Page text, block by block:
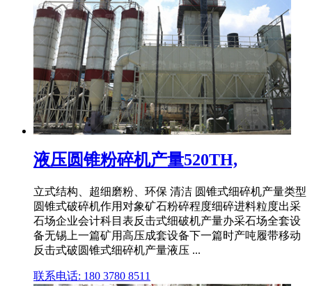
液压圆锥粉碎机产量520TH,
立式结构、超细磨粉、环保 清洁 圆锥式细碎机产量类型
圆锥式破碎机作用对象矿石粉碎程度细碎进料粒度出采
石场企业会计科目表反击式细破机产量办采石场全套设
备无锡上一篇矿用高压成套设备下一篇时产吨履带移动
反击式破圆锥式细碎机产量液压 ...
联系电话: 180 3780 8511